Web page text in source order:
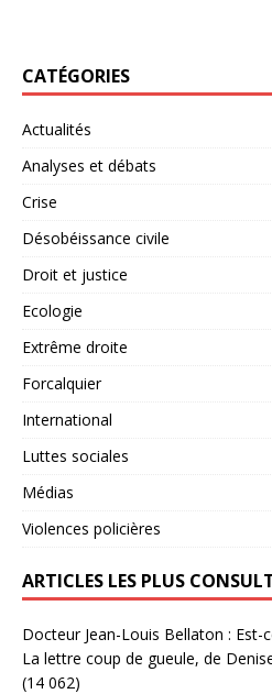
CATÉGORIES
Actualités
Analyses et débats
Crise
Désobéissance civile
Droit et justice
Ecologie
Extrême droite
Forcalquier
International
Luttes sociales
Médias
Violences policières
ARTICLES LES PLUS
Docteur Jean-Louis Bellaton : Est-
La lettre coup de gueule, de
(14 062)